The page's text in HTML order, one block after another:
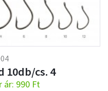
10db/cs. 4
990 Ft